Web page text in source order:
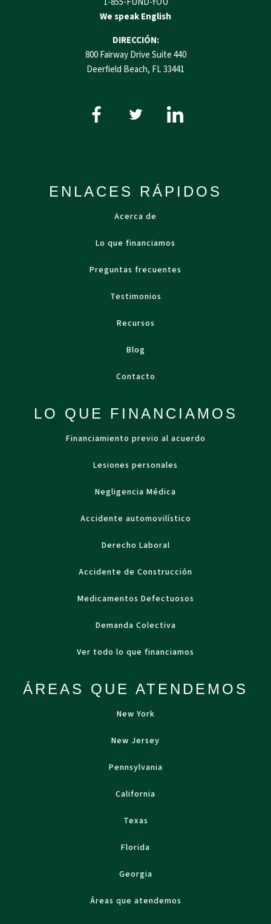
We speak English
DIRECCIÓN:
800 Fairway Drive Suite 440
Deerfield Beach, FL 33441
ENLACES RÁPIDOS
Acerca de
Lo que financiamos
Preguntas frecuentes
Testimonios
Recursos
Blog
Contacto
LO QUE FINANCIAMOS
Financiamiento previo al acuerdo
Lesiones personales
Negligencia Médica
Accidente automovilístico
Derecho Laboral
Accidente de Construcción
Medicamentos Defectuosos
Demanda Colectiva
Ver todo lo que financiamos
ÁREAS QUE ATENDEMOS
New York
New Jersey
Pennsylvania
California
Texas
Florida
Georgia
Áreas que atendemos